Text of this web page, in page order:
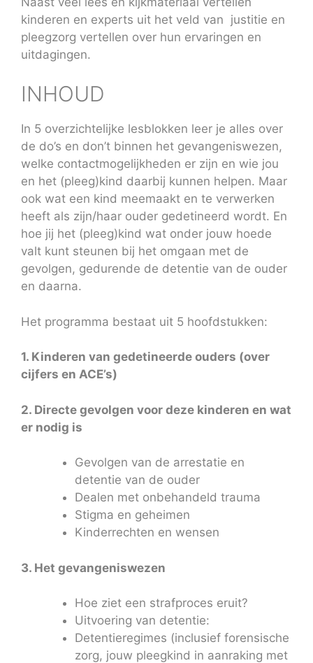
kinderen en experts uit het veld van justitie en
pleegzorg vertellen over hun ervaringen en
uitdagingen.
INHOUD
In 5 overzichtelijke lesblokken leer je alles over
de do’s en don’t binnen het gevangeniswezen,
welke contactmogelijkheden er zijn en wie jou
en het (pleeg)kind daarbij kunnen helpen. Maar
ook wat een kind meemaakt en te verwerken
heeft als zijn/haar ouder gedetineerd wordt. En
hoe jij het (pleeg)kind wat onder jouw hoede
valt kunt steunen bij het omgaan met de
gevolgen, gedurende de detentie van de ouder
en daarna.
Het programma bestaat uit 5 hoofdstukken:
1. Kinderen van gedetineerde ouders (over
cijfers en ACE’s)
2. Directe gevolgen voor deze kinderen en wat
er nodig is
Gevolgen van de arrestatie en
detentie van de ouder
Dealen met onbehandeld trauma
Stigma en geheimen
Kinderrechten en wensen
3. Het gevangeniswezen
Hoe ziet een strafproces eruit?
Uitvoering van detentie:
Detentieregimes (inclusief forensische
zorg, jouw pleegkind in aanraking met